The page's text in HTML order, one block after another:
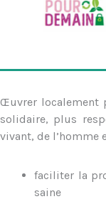
Œuvrer localement
solidaire, plus
vivant, de l’homme
faciliter la
saine